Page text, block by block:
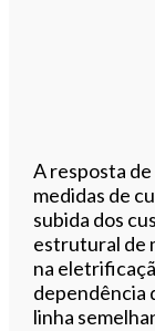
A resposta de
medidas de
subida dos
estrutural de
na
dependência
linha